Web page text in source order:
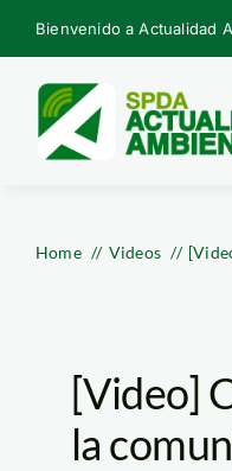
Skip
to
content
Bienvenido a Actualidad
Home Videos
[Video]
la